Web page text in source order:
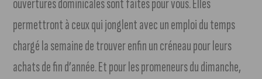
ouvertures dominicales sont faites pour vous. Elles
permettront à ceux qui jonglent avec un emploi du temps
chargé la semaine de trouver enfin un créneau pour leurs
achats de fin d’année. Et pour les promeneurs du dimanche,